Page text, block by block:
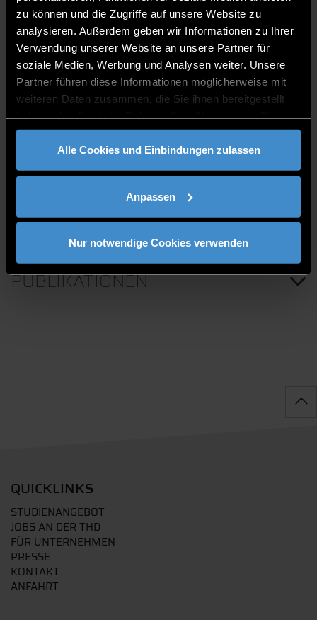
zu können und die Zugriffe auf unsere Website zu
analysieren. Außerdem geben wir Informationen zu Ihrer
Verwendung unserer Website an unsere Partner für
soziale Medien, Werbung und Analysen weiter. Unsere
Partner führen diese Informationen möglicherweise mit
weiteren Daten zusammen, die Sie ihnen bereitgestellt
gesammelt haben.
Alle Cookies und Einbindungen zulassen
Anpassen
Nur notwendige Cookies verwenden
Studium Maschinenbau, FR Produktionstechnik
als “Dipl.-Ing (FH)”
Staatlich geprüfter Maschinenbautechniker (mit
Auszeichnung)
Werkzeugmechaniker Stanz- und Umformtechnik
(mit Auszeichnung)
C 015
0991/3615-361
PUBLIKATIONEN
QUICKLINKS
STUDIENANGEBOT
JOBS AN DER THD
FÜR UNTERNEHMEN
PRESSE
KONTAKT
ANFAHRT